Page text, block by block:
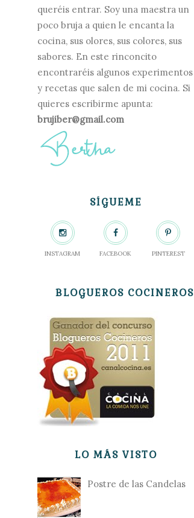
queréis entrar. Soy una maestra un
poco bruja a quien le encanta la
cocina, sus olores, sus colores, sus
sabores. En este rinconcito
encontraréis algunos experimentos
y recetas que salen de mi cocina. Si
quieres escribirme apunta:
brujiber@gmail.com
SÍGUEME
INSTAGRAM FACEBOOK PINTEREST
BLOGUEROS COCINEROS
LO MÁS VISTO
Postre de las Candelas